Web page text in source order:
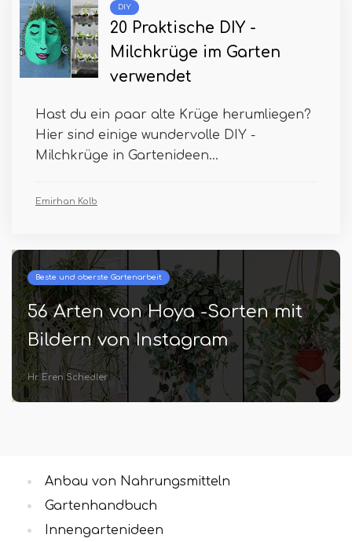
DIY
20 Praktische DIY -
Milchkrüge im Garten
verwendet
Hast du ein paar alte Krüge herumliegen?
Hier sind einige wundervolle DIY -
Milchkrüge in Gartenideen...
Emirhan Kolb
Beste und oberste Gartenarbeit
56 Arten von Hoya -Sorten mit
Bildern von Instagram
Hr. Eren Schedler
Anbau von Nahrungsmitteln
Gartenhandbuch
Innengartenideen